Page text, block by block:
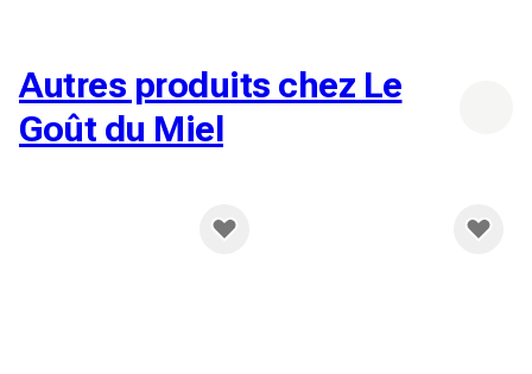
Autres produits chez Le
Goût du Miel